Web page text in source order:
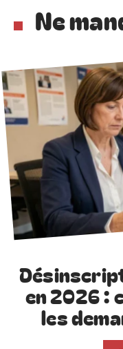
Ne
en 2026 :
les